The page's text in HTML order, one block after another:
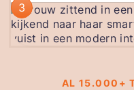
3
AL 15.000+